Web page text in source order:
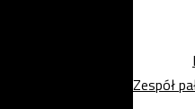
Zespół